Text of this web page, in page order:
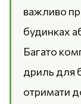
важливо
будинках
Багато
дриль для
отримати